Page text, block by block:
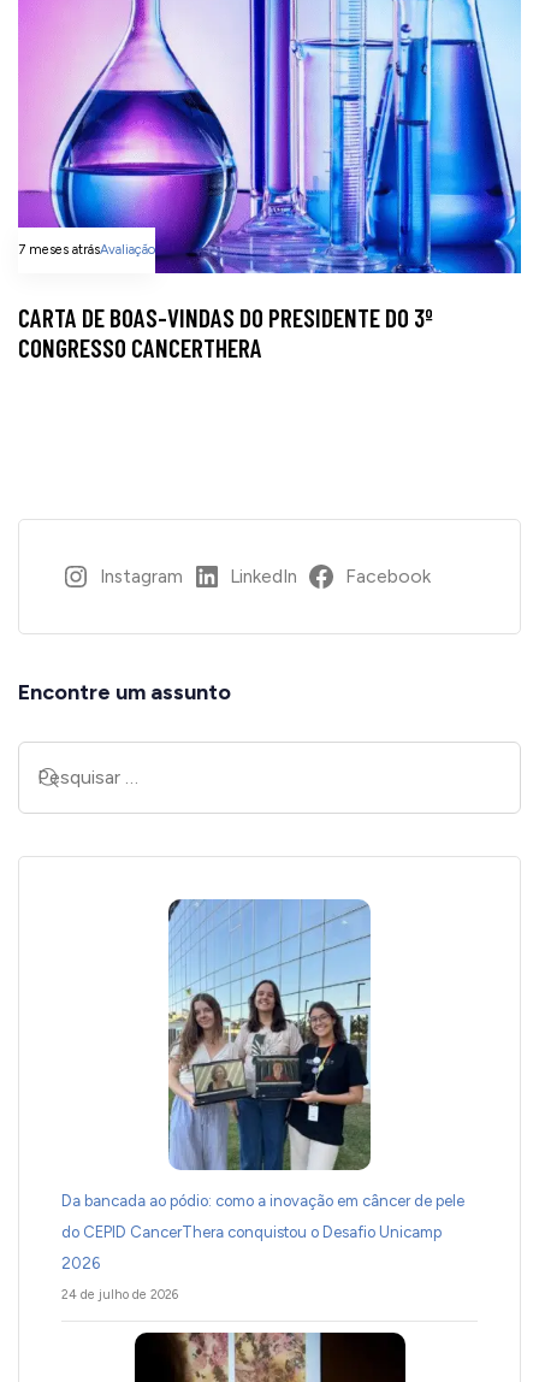
7 meses atrásAvaliação
CARTA DE BOAS-VINDAS DO PRESIDENTE DO 3º
CONGRESSO CANCERTHERA
Instagram LinkedIn Facebook
Encontre um assunto
Da bancada ao pódio: como a inovação em câncer de pele
do CEPID CancerThera conquistou o Desafio Unicamp
2026
24 de julho de 2026